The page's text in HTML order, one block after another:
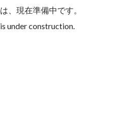
、現在準備中です。
under construction.